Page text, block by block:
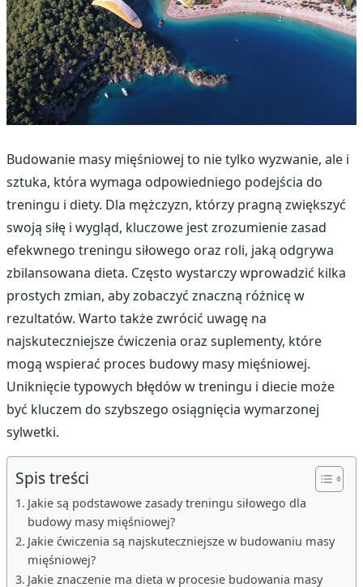
Budowanie masy mięśniowej to nie tylko wyzwanie, ale i
sztuka, która wymaga odpowiedniego podejścia do
treningu i diety. Dla mężczyzn, którzy pragną zwiększyć
swoją siłę i wygląd, kluczowe jest zrozumienie zasad
efekwnego treningu siłowego oraz roli, jaką odgrywa
zbilansowana dieta. Często wystarczy wprowadzić kilka
prostych zmian, aby zobaczyć znaczną różnicę w
rezultatów. Warto także zwrócić uwagę na
najskuteczniejsze ćwiczenia oraz suplementy, które
mogą wspierać proces budowy masy mięśniowej.
Uniknięcie typowych błędów w treningu i diecie może
być kluczem do szybszego osiągnięcia wymarzonej
sylwetki.
Spis treści
Jakie są podstawowe zasady treningu siłowego dla
budowy masy mięśniowej?
Jakie ćwiczenia są najskuteczniejsze w budowaniu masy
mięśniowej?
Jakie znaczenie ma dieta w procesie budowania masy